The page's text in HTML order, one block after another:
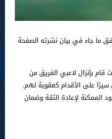
ما جاء في بيان نشرته الصفحة
قام بإنزال لاعبي الفريق من
الممكنة لإعادة الثقة وضمان